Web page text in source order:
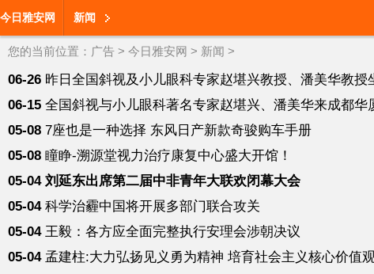
今日雅安网 新闻
您的当前位置： 广告 > 今日雅安网 > 新闻 >
06-26 昨日全国斜视及小儿眼科专家赵堪兴教授、潘美华教授
06-15 全国斜视与小儿眼科著名专家赵堪兴、潘美华来成都华
05-08 7座也是一种选择 东风日产新款奇骏购车手册
05-08 瞳睁-溯源堂视力治疗康复中心盛大开馆！
05-04 刘延东出席第二届中非青年大联欢闭幕大会
05-04 科学治霾中国将开展多部门联合攻关
05-04 王毅：各方应全面完整执行安理会涉朝决议
05-04 孟建柱:大力弘扬见义勇为精神 培育社会主义核心价值